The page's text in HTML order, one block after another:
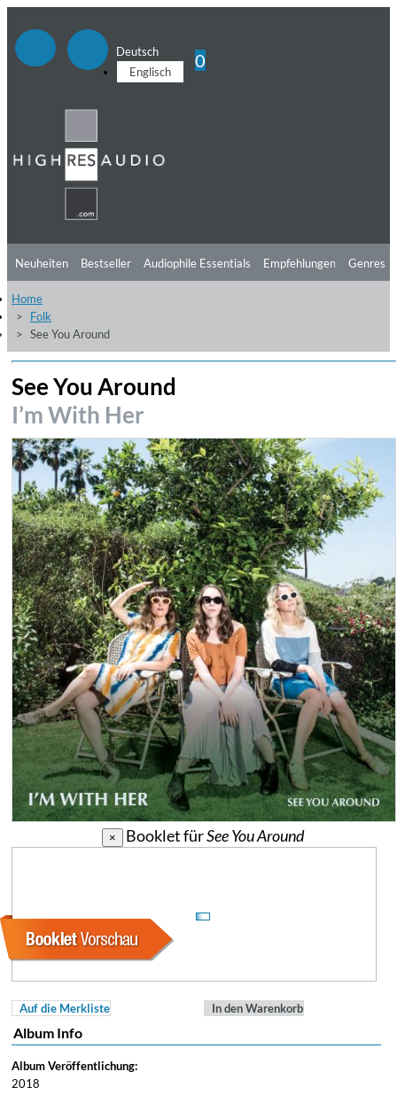
Deutsch
Englisch
0
Neuheiten Bestseller Audiophile Essentials Empfehlungen
Hörtipps
Videos
Genres
Home
Folk
See You Around
See You Around
I’m With Her
× Booklet fürSee You Around
Auf die Merkliste In den Warenkorb
Album Info
Album Veröffentlichung:
2018